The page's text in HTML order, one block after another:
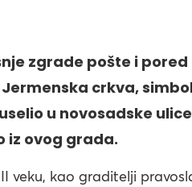
zgrade pošte i pored
crkva,
u novosadske ulice
iz ovog grada.
veku, kao graditelji